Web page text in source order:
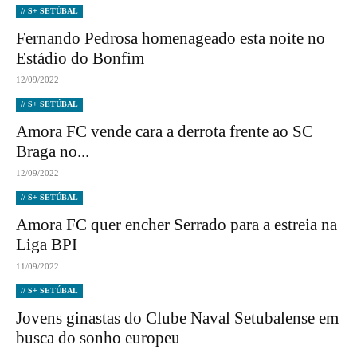
// S+ SETÚBAL
Fernando Pedrosa homenageado esta noite no
Estádio do Bonfim
12/09/2022
// S+ SETÚBAL
Amora FC vende cara a derrota frente ao SC
Braga no...
12/09/2022
// S+ SETÚBAL
Amora FC quer encher Serrado para a estreia na
Liga BPI
11/09/2022
// S+ SETÚBAL
Jovens ginastas do Clube Naval Setubalense em
busca do sonho europeu